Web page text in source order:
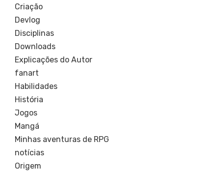
Criação
Devlog
Disciplinas
Downloads
Explicações do Autor
fanart
Habilidades
História
Jogos
Mangá
Minhas aventuras de RPG
notícias
Origem